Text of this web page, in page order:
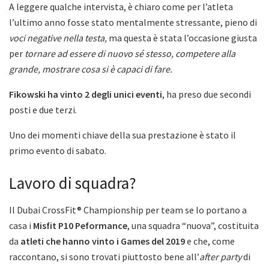
A leggere qualche intervista, è chiaro come per l’atleta
l’ultimo anno fosse stato mentalmente stressante, pieno di
voci negative nella testa, ma questa è stata l’occasione giusta
per tornare ad essere di nuovo sé stesso, competere alla
grande, mostrare cosa si è capaci di fare.
Fikowski ha vinto 2 degli unici eventi, ha preso due secondi
posti e due terzi.
Uno dei momenti chiave della sua prestazione è stato il
primo evento di sabato.
Lavoro di squadra?
Il Dubai CrossFit® Championship per team se lo portano a
casa i Misfit P10 Peformance, una squadra “nuova”, costituita
da atleti che hanno vinto i Games del 2019e che, come
raccontano, si sono trovati piuttosto bene all’after partydi